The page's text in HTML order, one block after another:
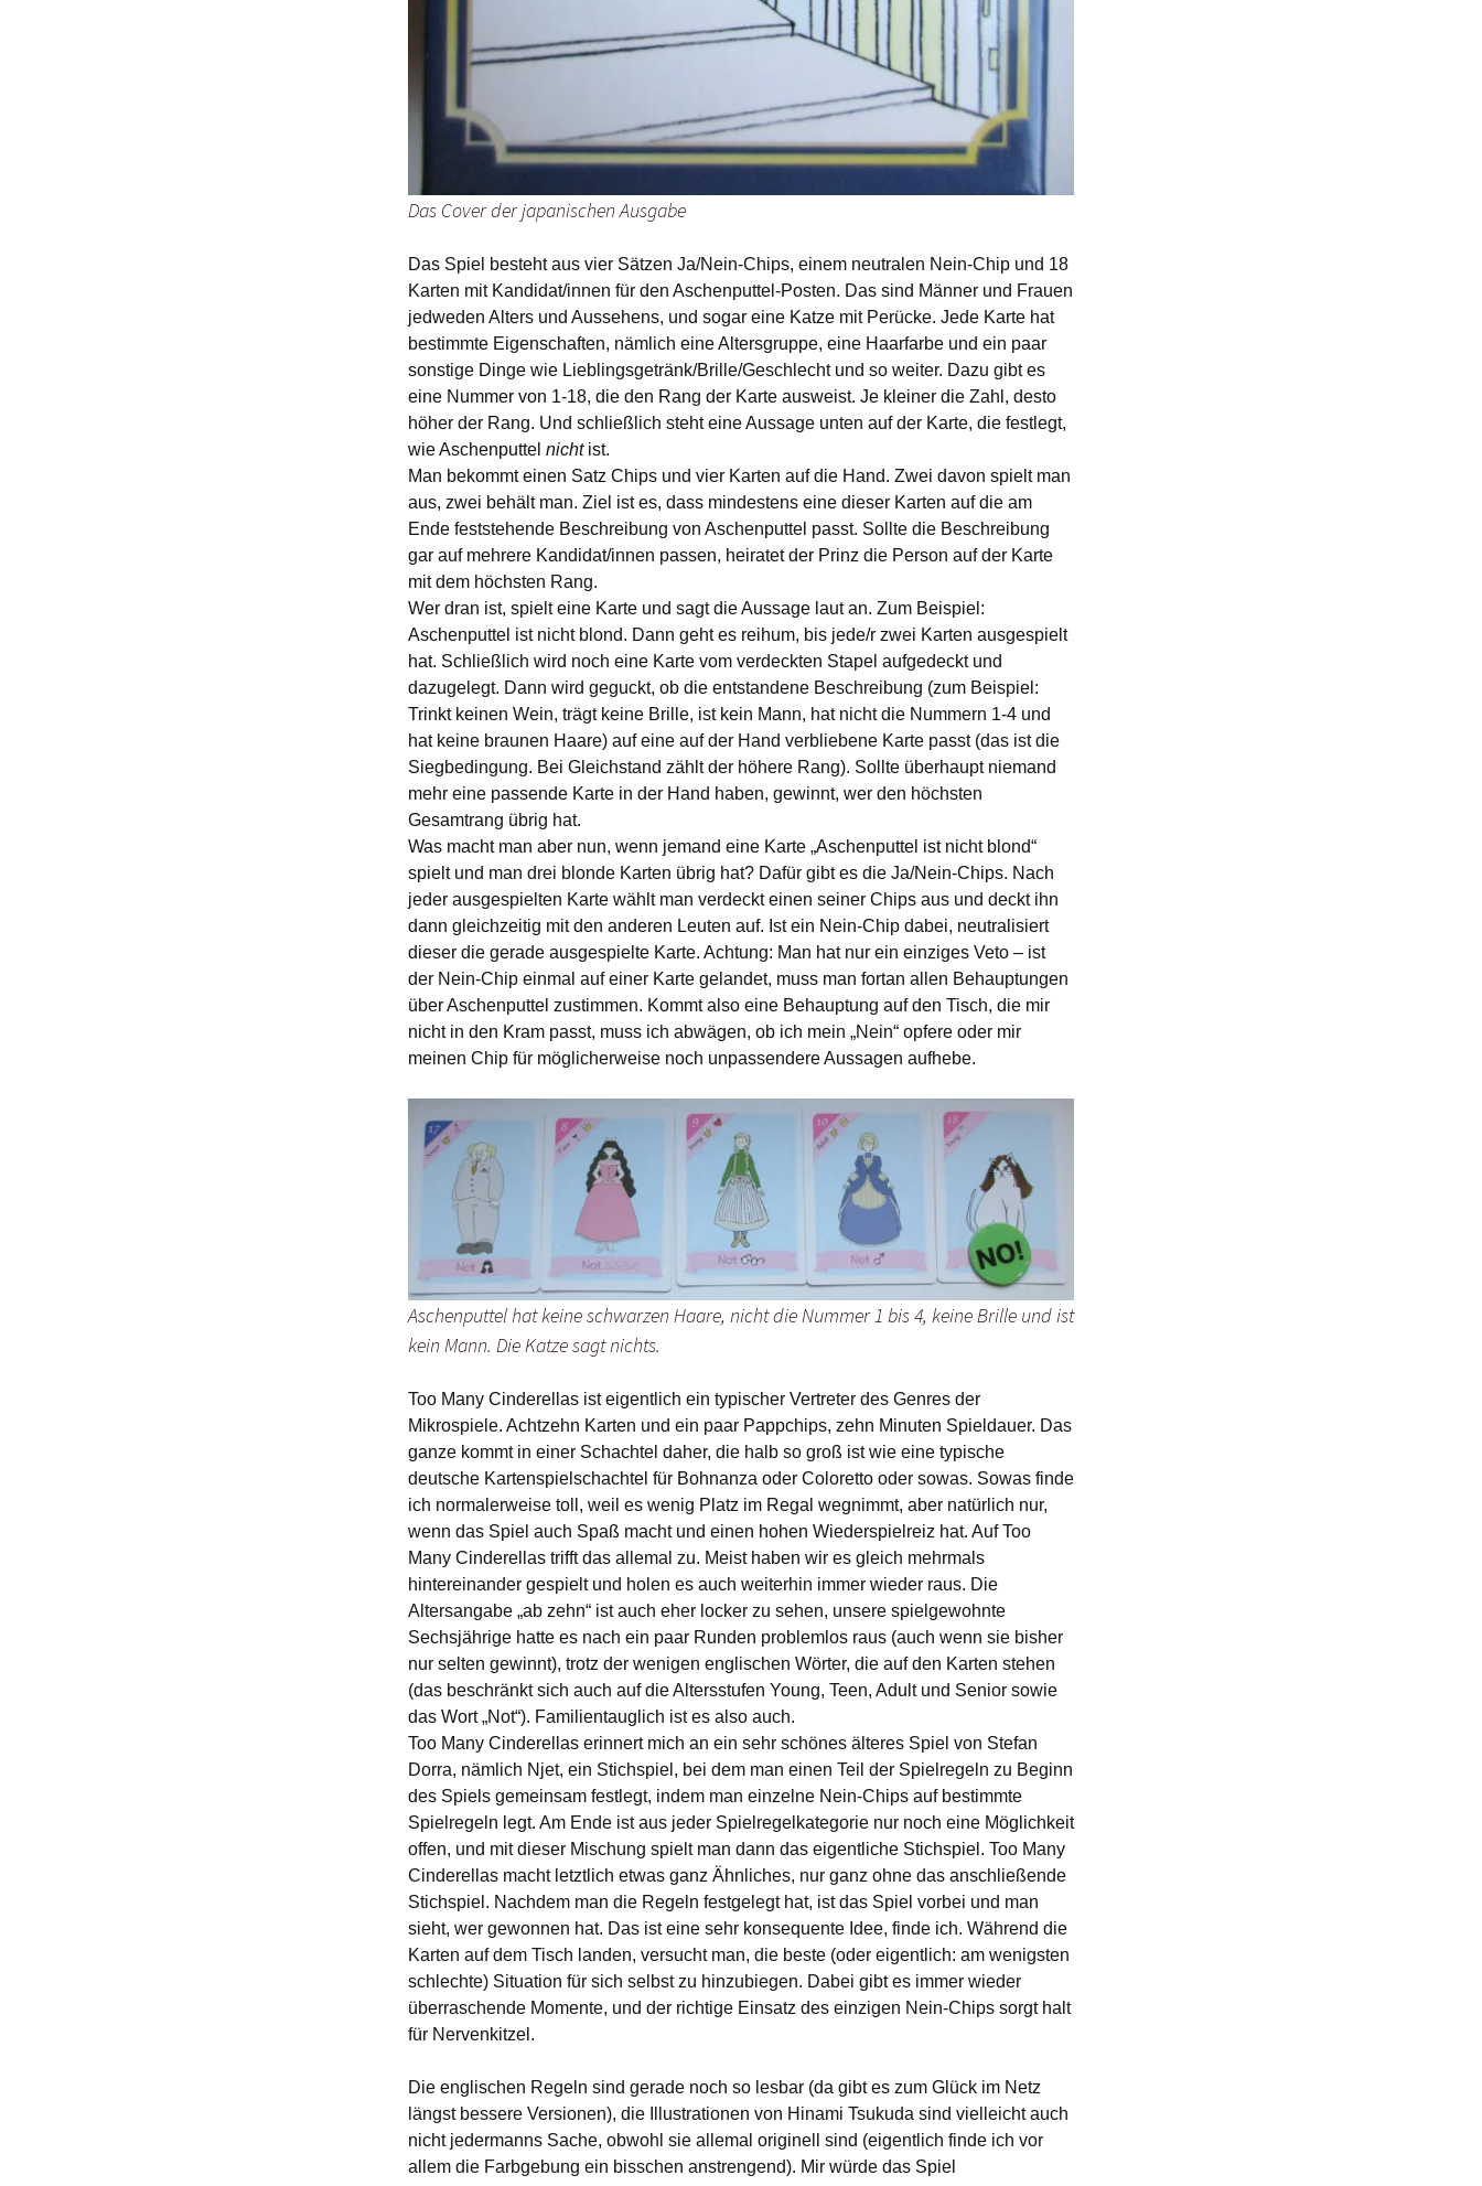
Das Cover der japanischen Ausgabe
Das Spiel besteht aus vier Sätzen Ja/Nein-Chips, einem neutralen Nein-Chip und 18
Karten mit Kandidat/innen für den Aschenputtel-Posten. Das sind Männer und Frauen
jedweden Alters und Aussehens, und sogar eine Katze mit Perücke. Jede Karte hat
bestimmte Eigenschaften, nämlich eine Altersgruppe, eine Haarfarbe und ein paar
sonstige Dinge wie Lieblingsgetränk/Brille/Geschlecht und so weiter. Dazu gibt es
eine Nummer von 1-18, die den Rang der Karte ausweist. Je kleiner die Zahl, desto
höher der Rang. Und schließlich steht eine Aussage unten auf der Karte, die festlegt,
wie Aschenputtel nichtist.
Man bekommt einen Satz Chips und vier Karten auf die Hand. Zwei davon spielt man
aus, zwei behält man. Ziel ist es, dass mindestens eine dieser Karten auf die am
Ende feststehende Beschreibung von Aschenputtel passt. Sollte die Beschreibung
gar auf mehrere Kandidat/innen passen, heiratet der Prinz die Person auf der Karte
mit dem höchsten Rang.
Wer dran ist, spielt eine Karte und sagt die Aussage laut an. Zum Beispiel:
Aschenputtel ist nicht blond. Dann geht es reihum, bis jede/r zwei Karten ausgespielt
hat. Schließlich wird noch eine Karte vom verdeckten Stapel aufgedeckt und
dazugelegt. Dann wird geguckt, ob die entstandene Beschreibung (zum Beispiel:
Trinkt keinen Wein, trägt keine Brille, ist kein Mann, hat nicht die Nummern 1-4 und
hat keine braunen Haare) auf eine auf der Hand verbliebene Karte passt (das ist die
Siegbedingung. Bei Gleichstand zählt der höhere Rang). Sollte überhaupt niemand
mehr eine passende Karte in der Hand haben, gewinnt, wer den höchsten
Gesamtrang übrig hat.
Was macht man aber nun, wenn jemand eine Karte „Aschenputtel ist nicht blond“
spielt und man drei blonde Karten übrig hat? Dafür gibt es die Ja/Nein-Chips. Nach
jeder ausgespielten Karte wählt man verdeckt einen seiner Chips aus und deckt ihn
dann gleichzeitig mit den anderen Leuten auf. Ist ein Nein-Chip dabei, neutralisiert
dieser die gerade ausgespielte Karte. Achtung: Man hat nur ein einziges Veto – ist
der Nein-Chip einmal auf einer Karte gelandet, muss man fortan allen Behauptungen
über Aschenputtel zustimmen. Kommt also eine Behauptung auf den Tisch, die mir
nicht in den Kram passt, muss ich abwägen, ob ich mein „Nein“ opfere oder mir
meinen Chip für möglicherweise noch unpassendere Aussagen aufhebe.
Aschenputtel hat keine schwarzen Haare, nicht die Nummer 1 bis 4, keine Brille und ist
kein Mann. Die Katze sagt nichts.
Too Many Cinderellas ist eigentlich ein typischer Vertreter des Genres der
Mikrospiele. Achtzehn Karten und ein paar Pappchips, zehn Minuten Spieldauer. Das
ganze kommt in einer Schachtel daher, die halb so groß ist wie eine typische
deutsche Kartenspielschachtel für Bohnanza oder Coloretto oder sowas. Sowas finde
ich normalerweise toll, weil es wenig Platz im Regal wegnimmt, aber natürlich nur,
wenn das Spiel auch Spaß macht und einen hohen Wiederspielreiz hat. Auf Too
Many Cinderellas trifft das allemal zu. Meist haben wir es gleich mehrmals
hintereinander gespielt und holen es auch weiterhin immer wieder raus. Die
Altersangabe „ab zehn“ ist auch eher locker zu sehen, unsere spielgewohnte
Sechsjährige hatte es nach ein paar Runden problemlos raus (auch wenn sie bisher
nur selten gewinnt), trotz der wenigen englischen Wörter, die auf den Karten stehen
(das beschränkt sich auch auf die Altersstufen Young, Teen, Adult und Senior sowie
das Wort „Not“). Familientauglich ist es also auch.
Too Many Cinderellas erinnert mich an ein sehr schönes älteres Spiel von Stefan
Dorra, nämlich Njet, ein Stichspiel, bei dem man einen Teil der Spielregeln zu Beginn
des Spiels gemeinsam festlegt, indem man einzelne Nein-Chips auf bestimmte
Spielregeln legt. Am Ende ist aus jeder Spielregelkategorie nur noch eine Möglichkeit
offen, und mit dieser Mischung spielt man dann das eigentliche Stichspiel. Too Many
Cinderellas macht letztlich etwas ganz Ähnliches, nur ganz ohne das anschließende
Stichspiel. Nachdem man die Regeln festgelegt hat, ist das Spiel vorbei und man
sieht, wer gewonnen hat. Das ist eine sehr konsequente Idee, finde ich. Während die
Karten auf dem Tisch landen, versucht man, die beste (oder eigentlich: am wenigsten
schlechte) Situation für sich selbst zu hinzubiegen. Dabei gibt es immer wieder
überraschende Momente, und der richtige Einsatz des einzigen Nein-Chips sorgt halt
für Nervenkitzel.
Die englischen Regeln sind gerade noch so lesbar (da gibt es zum Glück im Netz
längst bessere Versionen), die Illustrationen von Hinami Tsukuda sind vielleicht auch
nicht jedermanns Sache, obwohl sie allemal originell sind (eigentlich finde ich vor
allem die Farbgebung ein bisschen anstrengend). Mir würde das Spiel